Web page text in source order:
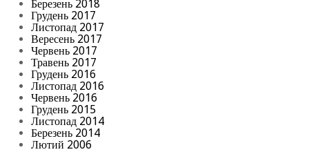
Березень 2018
Грудень 2017
Листопад 2017
Вересень 2017
Червень 2017
Травень 2017
Грудень 2016
Листопад 2016
Червень 2016
Грудень 2015
Листопад 2014
Березень 2014
Лютий 2006